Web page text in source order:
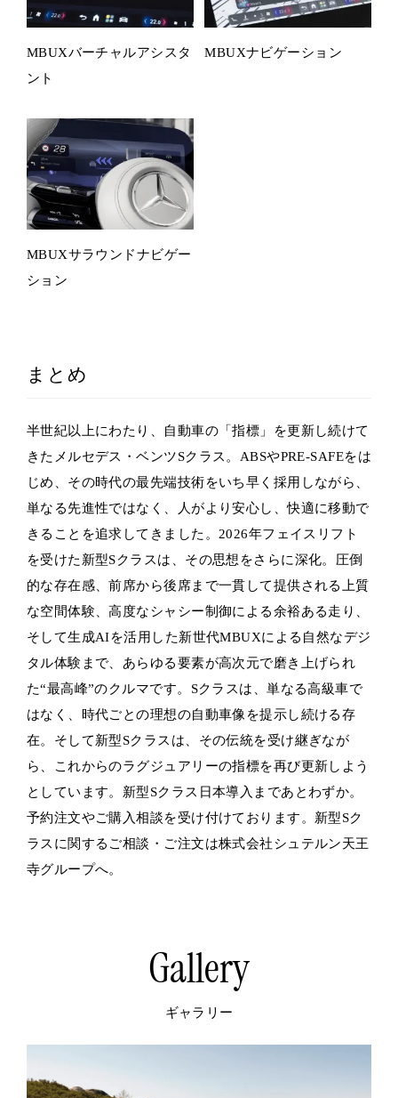
MBUXバーチャルアシスタ
ント
MBUXナビゲーション
MBUXサラウンドナビゲー
ション
まとめ
半世紀以上にわたり、自動車の「指標」を更新し続けて
きたメルセデス・ベンツSクラス。ABSやPRE-SAFEをは
じめ、その時代の最先端技術をいち早く採用しながら、
単なる先進性ではなく、人がより安心し、快適に移動で
きることを追求してきました。2026年フェイスリフト
を受けた新型Sクラスは、その思想をさらに深化。圧倒
的な存在感、前席から後席まで一貫して提供される上質
な空間体験、高度なシャシー制御による余裕ある走り、
そして生成AIを活用した新世代MBUXによる自然なデジ
タル体験まで、あらゆる要素が高次元で磨き上げられ
た“最高峰”のクルマです。Sクラスは、単なる高級車で
はなく、時代ごとの理想の自動車像を提示し続ける存
在。そして新型Sクラスは、その伝統を受け継ぎなが
ら、これからのラグジュアリーの指標を再び更新しよう
としています。新型Sクラス日本導入まであとわずか。
予約注文やご購入相談を受け付けております。新型Sク
ラスに関するご相談・ご注文は株式会社シュテルン天王
寺グループへ。
Gallery
ギャラリー